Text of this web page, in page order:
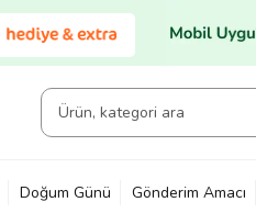
Doğum Günü Gönderim Amacı